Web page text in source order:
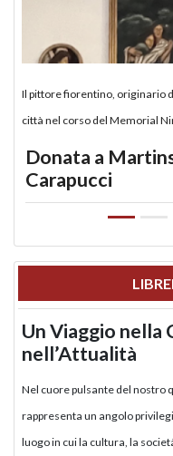
Il pittore fiorentino, originario
città nel corso del Memorial
Donata a
Carapucci
Un Viaggio nella
nell’Attualità
Nel cuore pulsante del nostro
rappresenta un angolo
luogo in cui la cultura, la